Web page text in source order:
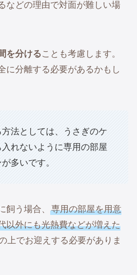
などの理由で対面が難しい場
を分けることも考慮します。
に分離する必要があるかもし
法としては、うさぎのケ
れないように専用の部屋
多いです。
飼う場合、 専用の部屋を用意
以外にも光熱費などが増えた
上でお迎えする必要がありま